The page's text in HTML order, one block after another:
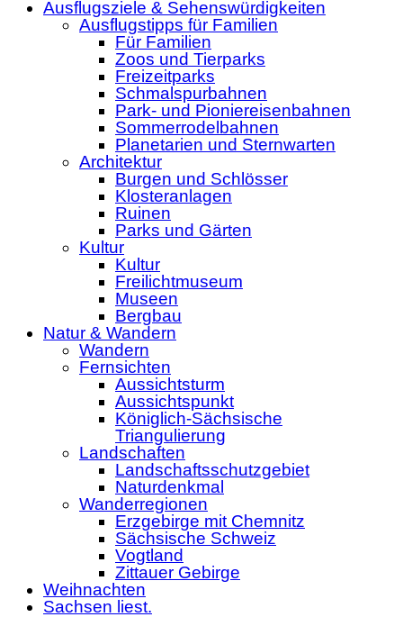
Ausflugsziele & Sehenswürdigkeiten
Ausflugstipps für Familien
Für Familien
Zoos und Tierparks
Freizeitparks
Schmalspurbahnen
Park- und Pioniereisenbahnen
Sommerrodelbahnen
Planetarien und Sternwarten
Architektur
Burgen und Schlösser
Klosteranlagen
Ruinen
Parks und Gärten
Kultur
Kultur
Freilichtmuseum
Museen
Bergbau
Natur & Wandern
Wandern
Fernsichten
Aussichtsturm
Aussichtspunkt
Königlich-Sächsische
Triangulierung
Landschaften
Landschaftsschutzgebiet
Naturdenkmal
Wanderregionen
Erzgebirge mit Chemnitz
Sächsische Schweiz
Vogtland
Zittauer Gebirge
Weihnachten
Sachsen liest.